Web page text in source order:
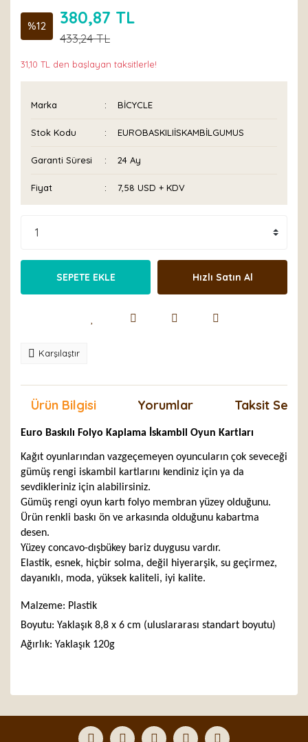
%12 380,87 TL
433,24 TL
31,10 TL den başlayan taksitlerle!
Marka BİCYCLE
Stok Kodu EUROBASKILIİSKAMBİLGUMUS
Garanti Süresi 24 Ay
Fiyat 7,58 USD + KDV
SEPETE EKLE Hızlı Satın Al
Karşılaştır
Ürün Bilgisi Yorumlar Taksit
Euro Baskılı Folyo Kaplama İskambil Oyun Kartları
Kağıt oyunlarından vazgeçemeyen oyuncuların çok seveceği
gümüş rengi iskambil kartlarını kendiniz için ya da
sevdikleriniz için alabilirsiniz.
Gümüş rengi oyun kartı folyo membran yüzey olduğunu.
Ürün renkli baskı ön ve arkasında olduğunu kabartma
desen.
Yüzey concavo-dışbükey bariz duygusu vardır.
Elastik, esnek, hiçbir solma, değil hiyerarşik, su geçirmez,
dayanıklı, moda, yüksek kaliteli, iyi kalite.
Malzeme: Plastik
Boyutu: Yaklaşık 8,8 x 6 cm (uluslararası standart boyutu)
Ağırlık: Yaklaşık 120g
formunu kullanarak tarafımıza iletebilirsiniz.
Görüş ve önerileriniz için teşekkür ederiz.